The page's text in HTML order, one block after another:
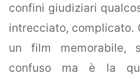
confini giudiziari
intrecciato, complicato.
un film memorabile,
confuso ma è la